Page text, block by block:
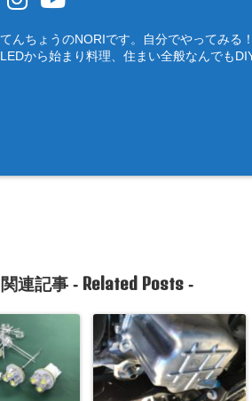
んちょうのNORIです。自分でやってみる
から始まり料理、住まい全般なんでも
連記事 - Related Posts-